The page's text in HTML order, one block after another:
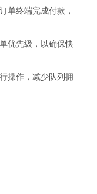
单终端完成付款，
优先级，以确保快
操作，减少队列拥